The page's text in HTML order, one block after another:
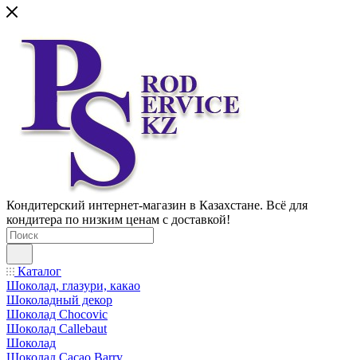
Кондитерский интернет-магазин в Казахстане. Всё для
кондитера по низким ценам с доставкой!
Каталог
Шоколад, глазури, какао
Шоколадный декор
Шоколад Chocovic
Шоколад Callebaut
Шоколад
Шоколад Cacao Barry